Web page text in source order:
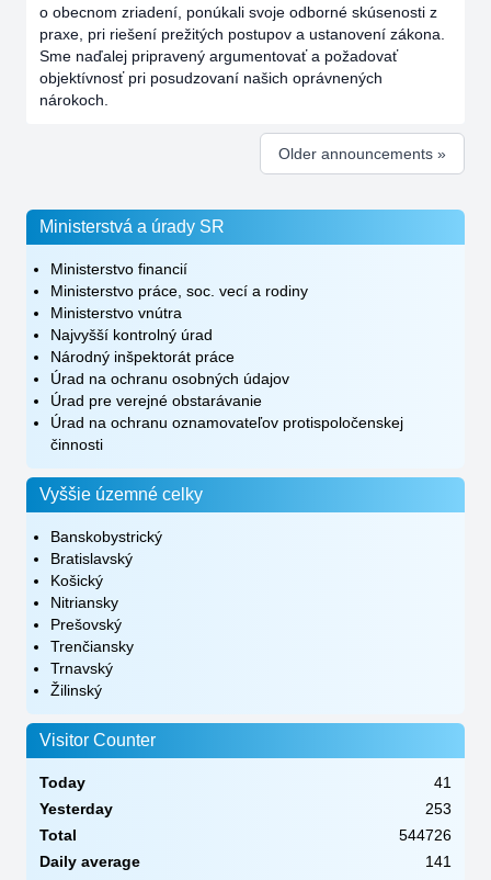
Ministerstvá a úrady SR
Ministerstvo financií
Ministerstvo práce, soc. vecí a rodiny
Ministerstvo vnútra
Najvyšší kontrolný úrad
Národný inšpektorát práce
Úrad na ochranu osobných údajov
Úrad pre verejné obstarávanie
Úrad na ochranu oznamovateľov protispoločenskej
činnosti
Vyššie územné celky
Banskobystrický
Bratislavský
Košický
Nitriansky
Prešovský
Trenčiansky
Trnavský
Žilinský
Visitor Counter
Today
41
Yesterday
253
Total
544726
Daily average
141
o obecnom zriadení, ponúkali svoje odborné skúsenosti z
praxe, pri riešení prežitých postupov a ustanovení zákona.
Sme naďalej pripravený argumentovať a požadovať
objektívnosť pri posudzovaní našich oprávnených
nárokoch.
Older announcements »